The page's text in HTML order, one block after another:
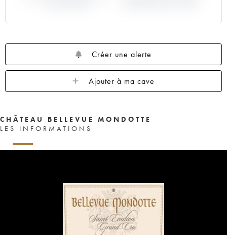
Créer une alerte
Ajouter à ma cave
CHÂTEAU BELLEVUE MONDOTTE
LES INFORMATIONS